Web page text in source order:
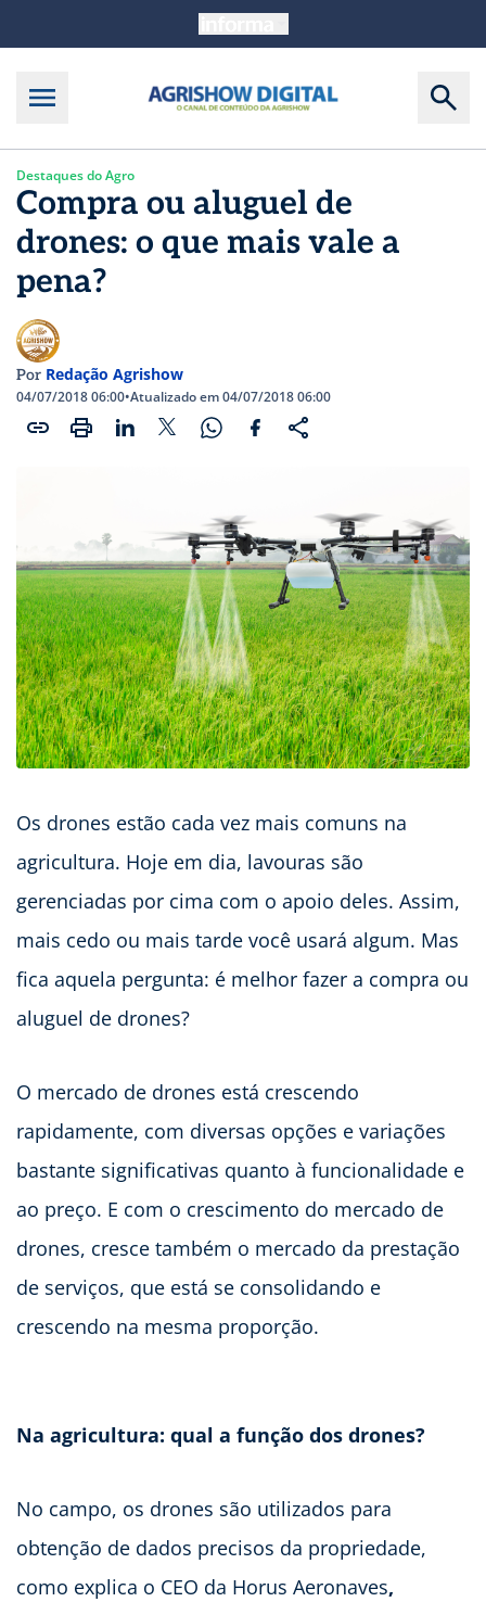
Destaques do Agro
Compra ou aluguel de
drones: o que mais vale a
pena?
Por Redação Agrishow
04/07/2018 06:00•Atualizado em 04/07/2018 06:00
Os drones estão cada vez mais comuns na
agricultura. Hoje em dia, lavouras são
gerenciadas por cima com o apoio deles. Assim,
mais cedo ou mais tarde você usará algum. Mas
fica aquela pergunta: é melhor fazer a compra ou
aluguel de drones?
O mercado de drones está crescendo
rapidamente, com diversas opções e variações
bastante significativas quanto à funcionalidade e
ao preço. E com o crescimento do mercado de
drones, cresce também o mercado da prestação
de serviços, que está se consolidando e
crescendo na mesma proporção.
Na agricultura: qual a função dos drones?
No campo, os drones são utilizados para
obtenção de dados precisos da propriedade,
como explica o CEO da Horus Aeronaves,